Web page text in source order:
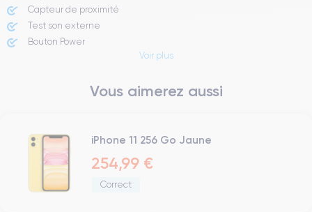
Capteur de proximité
Test son externe
Bouton Power
Boutons volume
Bouton Home
Bluetooth
WiFi
Réseau
Voir plus
Vous aimerez aussi
iPhone 11 256 Go Jaune
254,99 €
Correct